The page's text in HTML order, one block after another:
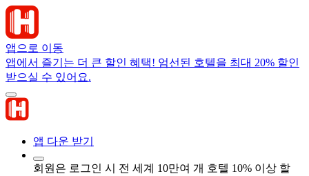
앱으로 이동
앱에서 즐기는 더 큰 할인 혜택! 엄선된 호텔을 최대 20% 할인
받으실 수 있어요.
앱 다운 받기
회원은 로그인 시 전 세계 10만여 개 호텔 10% 이상 할